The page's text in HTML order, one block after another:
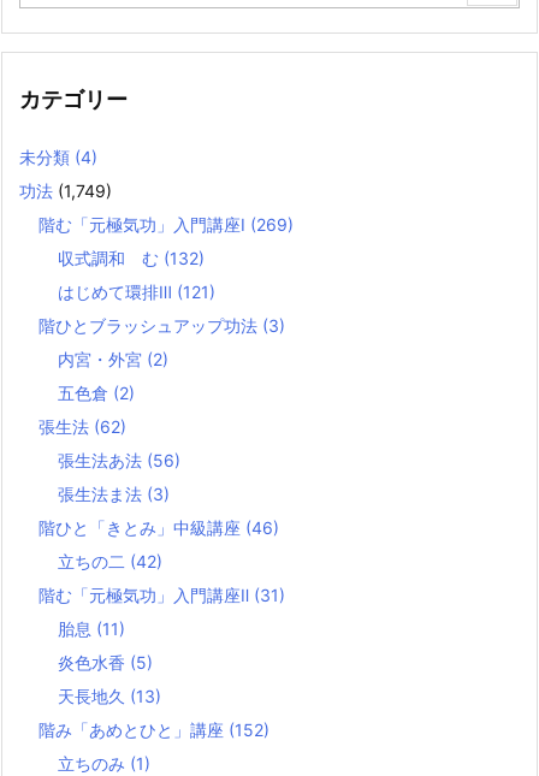
カテゴリー
未分類 (4)
功法 (1,749)
階む「元極気功」入門講座Ⅰ (269)
収式調和 む (132)
はじめて環排Ⅲ (121)
階ひとブラッシュアップ功法 (3)
内宮・外宮 (2)
五色倉 (2)
張生法 (62)
張生法あ法 (56)
張生法ま法 (3)
階ひと「きとみ」中級講座 (46)
立ちの二 (42)
階む「元極気功」入門講座Ⅱ (31)
胎息 (11)
炎色水香 (5)
天長地久 (13)
階み「あめとひと」講座 (152)
立ちのみ (1)